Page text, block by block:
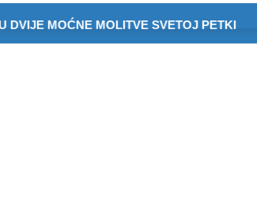
MOĆNE MOLITVE SVETOJ PETKI